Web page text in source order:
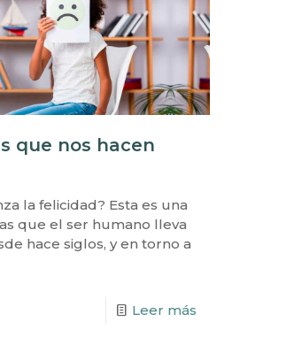
que nos hacen
la felicidad? Esta es una
que el ser humano lleva
hace siglos, y en torno a
Leer más